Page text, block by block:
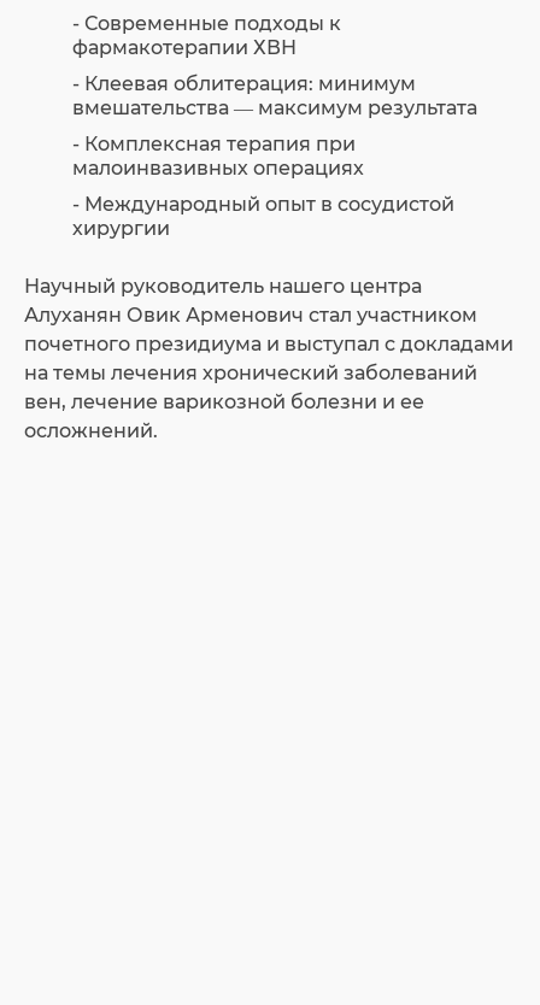
- Современные подходы к
фармакотерапии ХВН
- Клеевая облитерация: минимум
вмешательства — максимум результата
- Комплексная терапия при
малоинвазивных операциях
- Международный опыт в сосудистой
хирургии
Научный руководитель нашего центра
Алуханян Овик Арменович стал участником
почетного президиума и выступал с докладами
на темы лечения хронический заболеваний
вен, лечение варикозной болезни и ее
осложнений.